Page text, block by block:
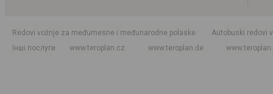
Redovi vožnje za međumesne i međunarodne polaske
Autobuski redovi
Інші послуги
www.teroplan.cz www.teroplan.de